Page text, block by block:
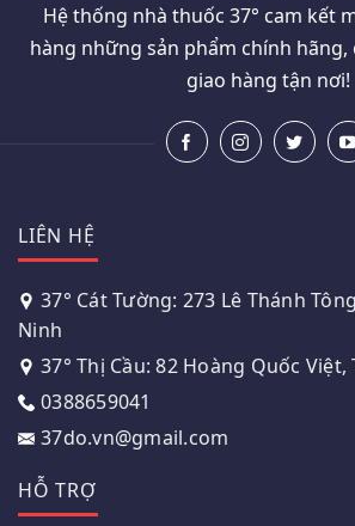
Hệ thống nhà thuốc 37° cam kết
hàng những sản phẩm chính
giao hàng tận nơi!
LIÊN HỆ
37° Cát Tường: 273 Lê Thánh
Ninh
37° Thị Cầu: 82 Hoàng Quốc Việt,
0388659041
37do.vn@gmail.com
HỖ TRỢ